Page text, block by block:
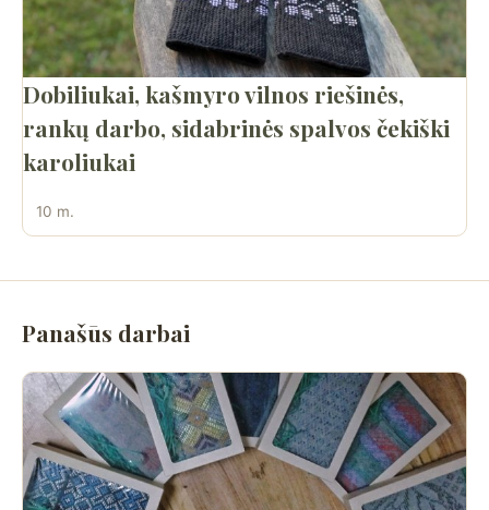
Dobiliukai, kašmyro vilnos riešinės,
rankų darbo, sidabrinės spalvos čekiški
karoliukai
10 m.
Panašūs darbai